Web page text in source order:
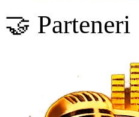
🤝 Parteneri